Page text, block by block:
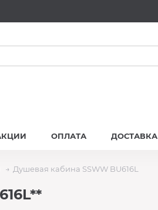
ОПЛАТА ДОСТАВКА
Душевая кабина SSWW BU616L